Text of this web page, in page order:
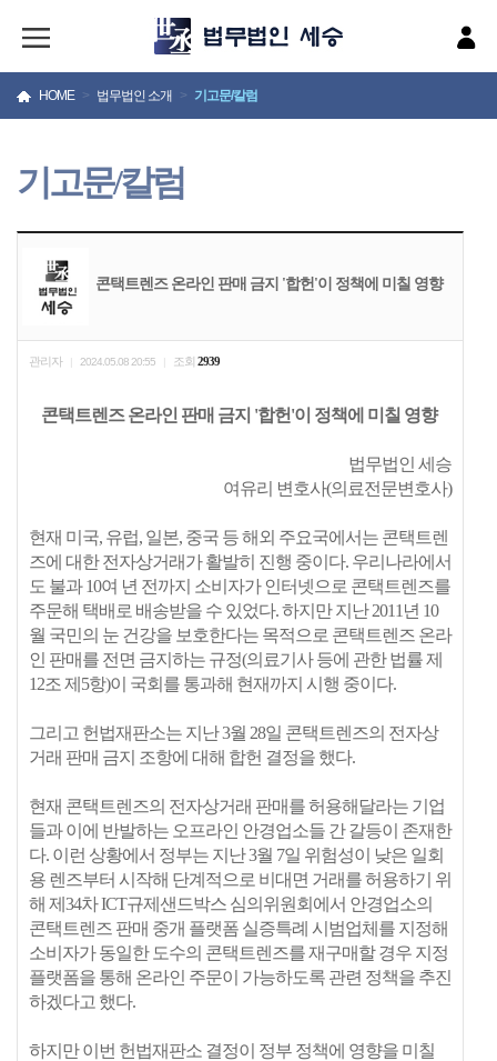
HOME > 법무법인 소개 > 기고문/칼럼
기고문/칼럼
콘택트렌즈 온라인 판매 금지 '합헌'이 정책에 미칠 영향
관리자 2024.05.08 20:55 조회 2939
콘택트렌즈 온라인 판매 금지 '합헌'이 정책에 미칠 영향
법무법인 세승
여유리 변호사(의료전문변호사)
현재 미국, 유럽, 일본, 중국 등 해외 주요국에서는 콘택트렌
즈에 대한 전자상거래가 활발히 진행 중이다. 우리나라에서
도 불과 10여 년 전까지 소비자가 인터넷으로 콘택트렌즈를
주문해 택배로 배송받을 수 있었다. 하지만 지난 2011년 10
월 국민의 눈 건강을 보호한다는 목적으로 콘택트렌즈 온라
인 판매를 전면 금지하는 규정(의료기사 등에 관한 법률 제
12조 제5항)이 국회를 통과해 현재까지 시행 중이다.
그리고 헌법재판소는 지난 3월 28일 콘택트렌즈의 전자상
거래 판매 금지 조항에 대해 합헌 결정을 했다.
현재 콘택트렌즈의 전자상거래 판매를 허용해달라는 기업
들과 이에 반발하는 오프라인 안경업소들 간 갈등이 존재한
다. 이런 상황에서 정부는 지난 3월 7일 위험성이 낮은 일회
용 렌즈부터 시작해 단계적으로 비대면 거래를 허용하기 위
해 제34차 ICT규제샌드박스 심의위원회에서 안경업소의
콘택트렌즈 판매 중개 플랫폼 실증특례 시범업체를 지정해
소비자가 동일한 도수의 콘택트렌즈를 재구매할 경우 지정
플랫폼을 통해 온라인 주문이 가능하도록 관련 정책을 추진
하겠다고 했다.
하지만 이번 헌법재판소 결정이 정부 정책에 영향을 미칠